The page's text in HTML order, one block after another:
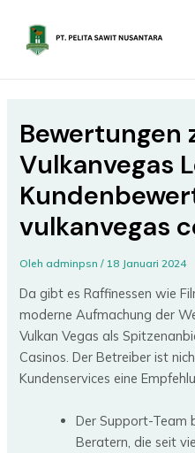
konten
Bewertungen
Vulkanvegas
vulkanvegas
Olehadminpsn/ 18 Januari 2024
Da gibt es Raffinessen wie
moderne Aufmachung der
Vulkan Vegas als
Casinos. Der Betreiber ist
Kundenservices eine
Der Support-Team
Beratern, die seit